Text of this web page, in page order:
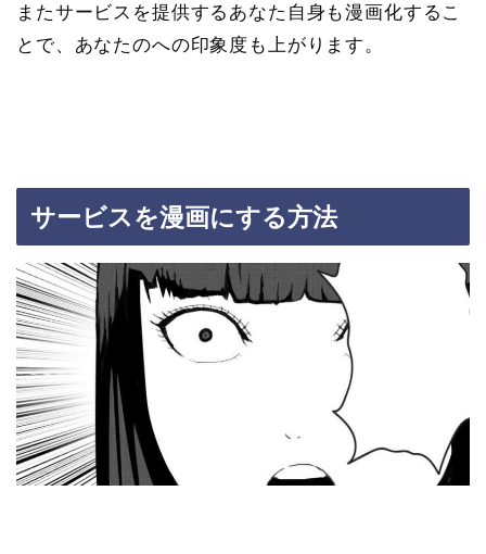
またサービスを提供するあなた自身も漫画化するこ
とで、あなたのへの印象度も上がります。
サービスを漫画にする方法